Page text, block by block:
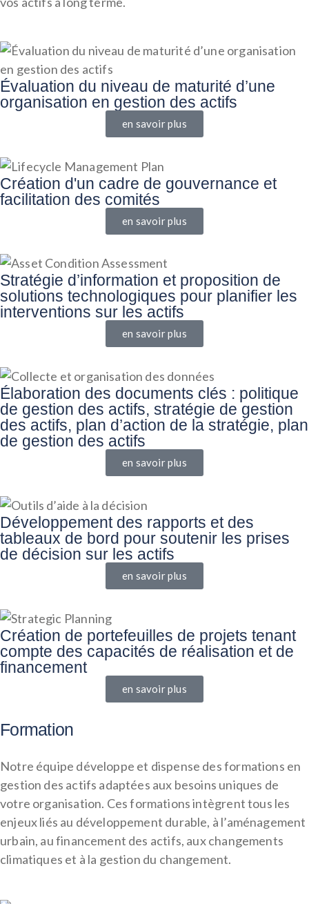
Évaluation du niveau de maturité d’une
organisation en gestion des actifs
en savoir plus
Création d'un cadre de gouvernance et
facilitation des comités
en savoir plus
Stratégie d’information et proposition de
solutions technologiques pour planifier les
interventions sur les actifs
en savoir plus
Élaboration des documents clés : politique
de gestion des actifs, stratégie de gestion
des actifs, plan d’action de la stratégie, plan
de gestion des actifs
en savoir plus
Développement des rapports et des
tableaux de bord pour soutenir les prises
de décision sur les actifs
en savoir plus
Création de portefeuilles de projets tenant
compte des capacités de réalisation et de
financement
en savoir plus
Formation
Notre équipe développe et dispense des formations en
gestion des actifs adaptées aux besoins uniques de
votre organisation. Ces formations intègrent tous les
enjeux liés au développement durable, à l’aménagement
urbain, au financement des actifs, aux changements
climatiques et à la gestion du changement.